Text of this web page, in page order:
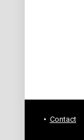
Contact